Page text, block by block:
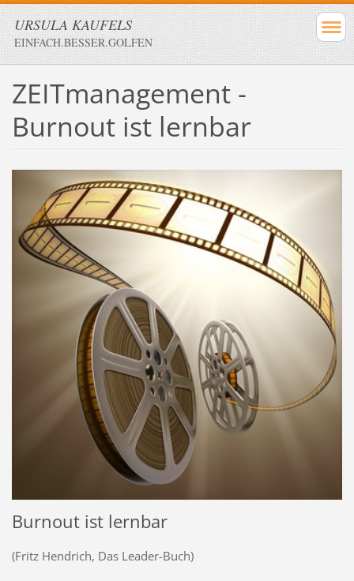
URSULA KAUFELS
EINFACH.BESSER.GOLFEN
ZEITmanagement -
Burnout ist lernbar
Burnout ist lernbar
(Fritz Hendrich, Das Leader-Buch)